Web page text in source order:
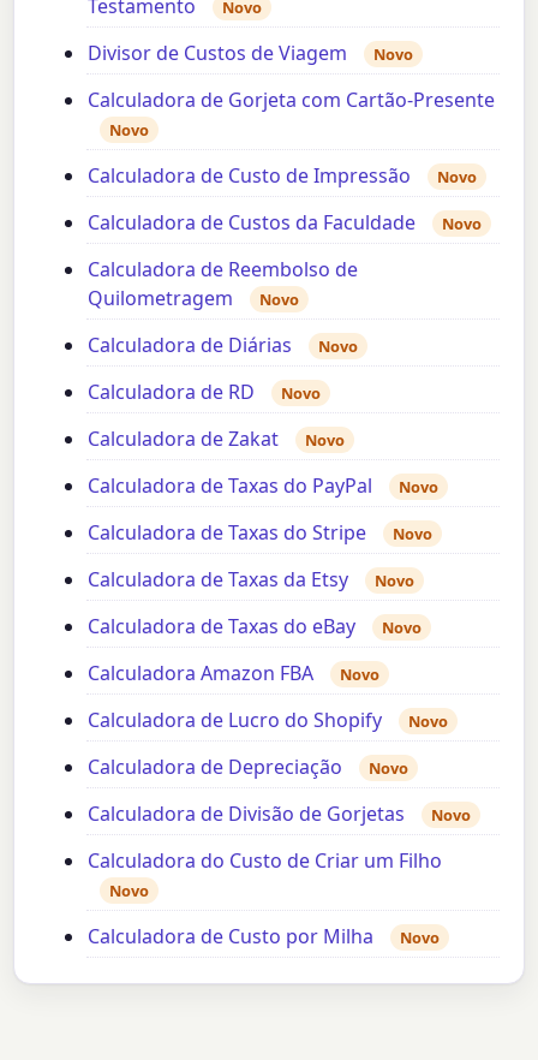
Testamento Novo
Divisor de Custos de Viagem Novo
Calculadora de Gorjeta com Cartão-Presente
Novo
Calculadora de Custo de Impressão Novo
Calculadora de Custos da Faculdade Novo
Calculadora de Reembolso de
Quilometragem
Novo
Calculadora de Diárias Novo
Calculadora de RD Novo
Calculadora de Zakat Novo
Calculadora de Taxas do PayPal Novo
Calculadora de Taxas do Stripe Novo
Calculadora de Taxas da Etsy Novo
Calculadora de Taxas do eBay Novo
Calculadora Amazon FBA Novo
Calculadora de Lucro do Shopify Novo
Calculadora de Depreciação Novo
Calculadora de Divisão de Gorjetas Novo
Calculadora do Custo de Criar um Filho
Novo
Calculadora de Custo por Milha Novo